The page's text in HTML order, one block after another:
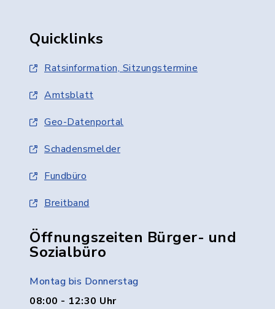
Quicklinks
Ratsinformation, Sitzungstermine
Amtsblatt
Geo-Datenportal
Schadensmelder
Fundbüro
Breitband
Öffnungszeiten Bürger- und
Sozialbüro
Montag bis Donnerstag
08:00 - 12:30 Uhr